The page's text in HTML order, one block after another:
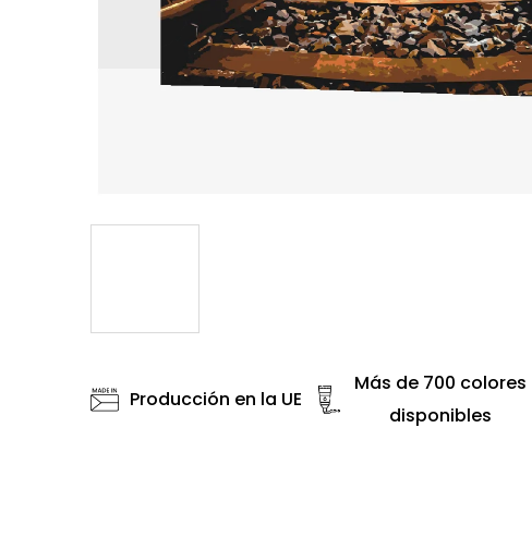
Producción en la UE
Más de 700 colores
disponibles